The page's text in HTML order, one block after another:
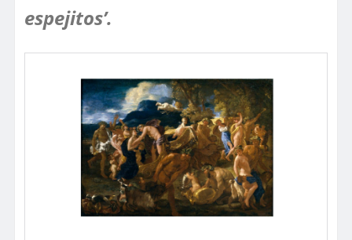
espejitos’.